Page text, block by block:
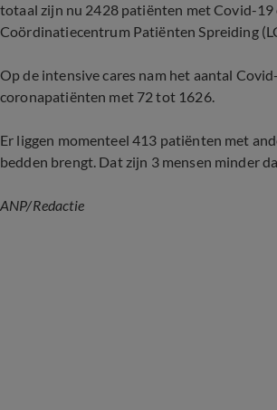
totaal zijn nu 2428 patiënten met Covid-
Coördinatiecentrum Patiënten Spreiding
Op de intensive cares nam het aantal
coronapatiënten met 72 tot 1626.
Er liggen momenteel 413 patiënten met
bedden brengt. Dat zijn 3 mensen minder
ANP/Redactie